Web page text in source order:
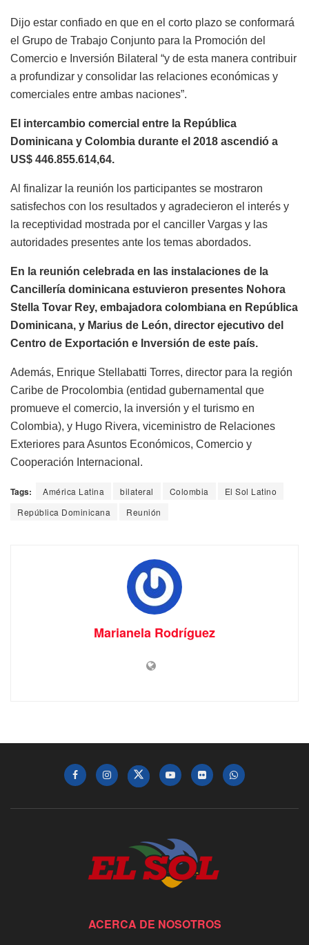
Dijo estar confiado en que en el corto plazo se conformará
el Grupo de Trabajo Conjunto para la Promoción del
Comercio e Inversión Bilateral “y de esta manera contribuir
a profundizar y consolidar las relaciones económicas y
comerciales entre ambas naciones”.
El intercambio comercial entre la República
Dominicana y Colombia durante el 2018 ascendió a
US$ 446.855.614,64.
Al finalizar la reunión los participantes se mostraron
satisfechos con los resultados y agradecieron el interés y
la receptividad mostrada por el canciller Vargas y las
autoridades presentes ante los temas abordados.
En la reunión celebrada en las instalaciones de la
Cancillería dominicana estuvieron presentes Nohora
Stella Tovar Rey, embajadora colombiana en República
Dominicana, y Marius de León, director ejecutivo del
Centro de Exportación e Inversión de este país.
Además, Enrique Stellabatti Torres, director para la región
Caribe de Procolombia (entidad gubernamental que
promueve el comercio, la inversión y el turismo en
Colombia), y Hugo Rivera, viceministro de Relaciones
Exteriores para Asuntos Económicos, Comercio y
Cooperación Internacional.
Tags: América Latina bilateral Colombia
El Sol Latino
República Dominicana
Reunión
Marianela Rodríguez
ACERCA DE NOSOTROS